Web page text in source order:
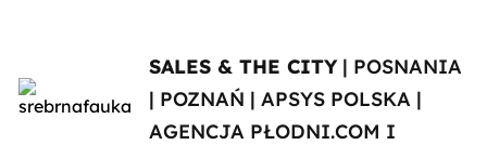
SALES & THE CITY| POSNANIA
| POZNAŃ | APSYS POLSKA |
AGENCJA PŁODNI.COM I